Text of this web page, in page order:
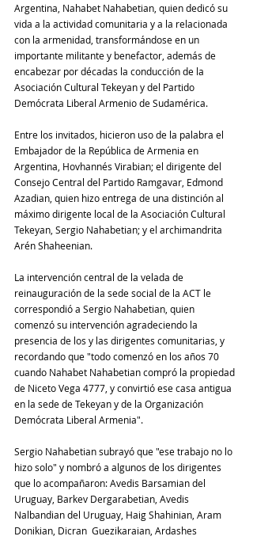
Argentina, Nahabet Nahabetian, quien dedicó su
vida a la actividad comunitaria y a la relacionada
con la armenidad, transformándose en un
importante militante y benefactor, además de
encabezar por décadas la conducción de la
Asociación Cultural Tekeyan y del Partido
Demócrata Liberal Armenio de Sudamérica.
Entre los invitados, hicieron uso de la palabra el
Embajador de la República de Armenia en
Argentina, Hovhannés Virabian; el dirigente del
Consejo Central del Partido Ramgavar, Edmond
Azadian, quien hizo entrega de una distinción al
máximo dirigente local de la Asociación Cultural
Tekeyan, Sergio Nahabetian; y el archimandrita
Arén Shaheenian.
La intervención central de la velada de
reinauguración de la sede social de la ACT le
correspondió a Sergio Nahabetian, quien
comenzó su intervención agradeciendo la
presencia de los y las dirigentes comunitarias, y
recordando que "todo comenzó en los años 70
cuando Nahabet Nahabetian compró la propiedad
de Niceto Vega 4777, y convirtió ese casa antigua
en la sede de Tekeyan y de la Organización
Demócrata Liberal Armenia".
Sergio Nahabetian subrayó que "ese trabajo no lo
hizo solo" y nombró a algunos de los dirigentes
que lo acompañaron: Avedis Barsamian del
Uruguay, Barkev Dergarabetian, Avedis
Nalbandian del Uruguay, Haig Shahinian, Aram
Donikian, Dicran  Guezikaraian, Ardashes